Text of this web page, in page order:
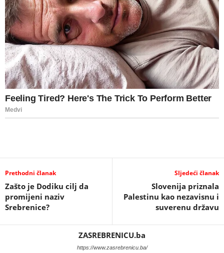
Prethodni članak
Zašto je Dodiku cilj da
promijeni naziv
Srebrenice?
Sljedeći članak
Slovenija priznala
Palestinu kao nezavisnu i
suverenu državu
ZASREBRENICU.ba
https://www.zasrebrenicu.ba/